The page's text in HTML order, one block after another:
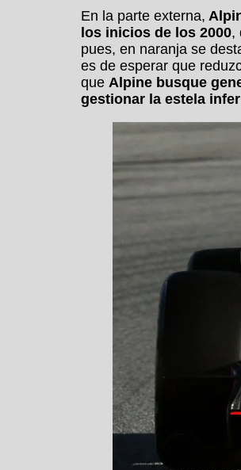
En la parte externa,
los inicios de los 2000,
pues, en naranja se
es de esperar que
que Alpine busque
gestionar la estela